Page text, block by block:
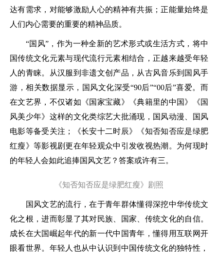
达有需求，对能够激励人心的精神有共振；正能量始终是
人们内心需要的重要的精神品质。
“国风”，作为一种全新的艺术形式或生活方式，将中
国传统文化元素与现代流行元素相结合，正越来越受年轻
人的青睐。从汉服到非遗文创产品，从古风音乐到国风手
游，相关数据显示，国风文化深受“90后”“00后”喜爱。而
在文艺界，不仅诸如《国家宝藏》《典籍里的中国》《国
风美少年》这样的文化类综艺大批涌现，国风动漫、国风
电影等备受关注；《长安十二时辰》《知否知否应是绿肥
红瘦》等影视剧更在年轻观众中引发收视热潮。为何现时
的年轻人会如此追捧国风文艺？答案或许有三。
《知否知否应是绿肥红瘦》剧照
国风文艺的流行，在于青年群体懂得深挖中华传统文
化之根，进而彰显了其对民族、国家、传统文化的自信。
成长在大国崛起年代的新一代中国青年，懂得用互联网开
眼看世界。年轻人也从中认识到中国传统文化的独特性，